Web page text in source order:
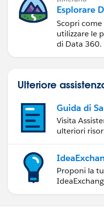
Esplorare
Scopri
utilizzare le
di Data 360.
Ulteriore
Guida di
Visita
ulteriori
Proponi la